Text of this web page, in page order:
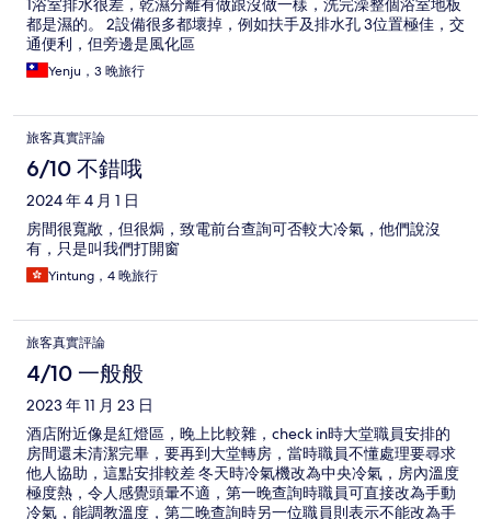
1浴室排水很差，乾濕分離有做跟沒做一樣，洗完澡整個浴室地板
都是濕的。 2設備很多都壞掉，例如扶手及排水孔 3位置極佳，交
通便利，但旁邊是風化區
Yenju，3 晚旅行
旅客真實評論
6/10 不錯哦
2024 年 4 月 1 日
房間很寬敞，但很焗，致電前台查詢可否較大冷氣，他們說沒
有，只是叫我們打開窗
Yintung，4 晚旅行
旅客真實評論
4/10 一般般
2023 年 11 月 23 日
酒店附近像是紅燈區，晚上比較雜，check in時大堂職員安排的
房間還未清潔完畢，要再到大堂轉房，當時職員不懂處理要尋求
他人協助，這點安排較差 冬天時冷氣機改為中央冷氣，房內溫度
極度熱，令人感覺頭暈不適，第一晚查詢時職員可直接改為手動
冷氣，能調教溫度，第二晚查詢時另一位職員則表示不能改為手